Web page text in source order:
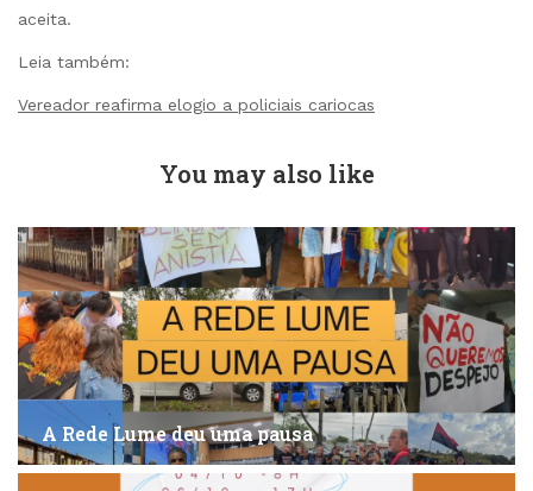
aceita.
Leia também:
Vereador reafirma elogio a policiais cariocas
You may also like
A Rede Lume deu uma pausa